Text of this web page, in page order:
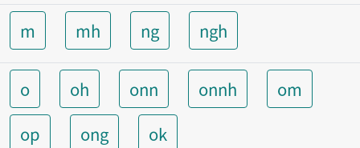
m mh ng ngh
o oh onn onnh
om
op
ong ok